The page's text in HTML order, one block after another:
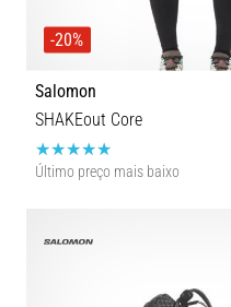
-20%
Salomon
SHAKEout Core
Último preço mais baixo